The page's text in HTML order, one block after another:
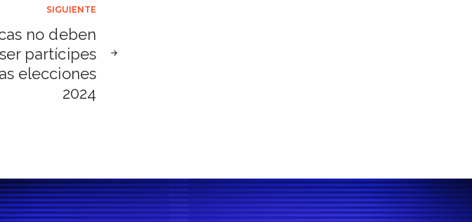
SIGUIENTE
no deben
partícipes
elecciones
2024